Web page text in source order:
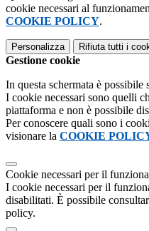
cookie necessari al
COOKIE POLICY.
Personalizza Rifiuta tutti i
Gestione cookie
In questa schermata è
I cookie necessari sono quelli
piattaforma e non è possibile
Per conoscere quali sono i
visionare la COOKIE
Cookie necessari per il
I cookie necessari per il
disabilitati. È possibile
policy.